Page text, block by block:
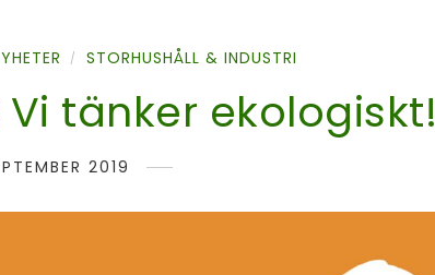
/ STORHUSHÅLL & INDUSTRI
tänker ekologiskt!
2019